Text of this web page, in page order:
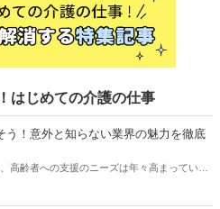
はじめての介護の仕事
う！意外と知らない業界の魅力を徹底
高齢者への支援のニーズは年々高まっていま